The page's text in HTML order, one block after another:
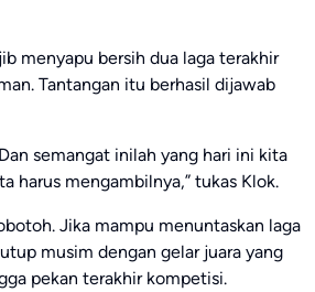
menyapu bersih dua laga terakhir
Tantangan itu berhasil dijawab
semangat inilah yang hari ini kita
harus mengambilnya,” tukas Klok.
Jika mampu menuntaskan laga
musim dengan gelar juara yang
pekan terakhir kompetisi.